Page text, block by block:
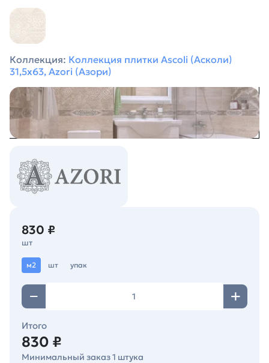
Коллекция: Коллекция плитки Ascoli (Асколи)
31,5х63, Azori (Азори)
830 ₽
шт
м2 шт упак
Итого
830 ₽
Минимальный заказ 1 штука